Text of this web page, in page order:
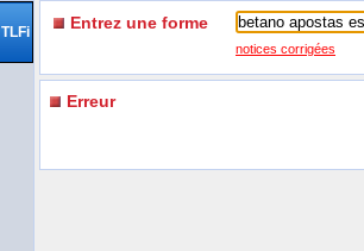
TLFi Entrez une forme
notices corrigées
Erreur